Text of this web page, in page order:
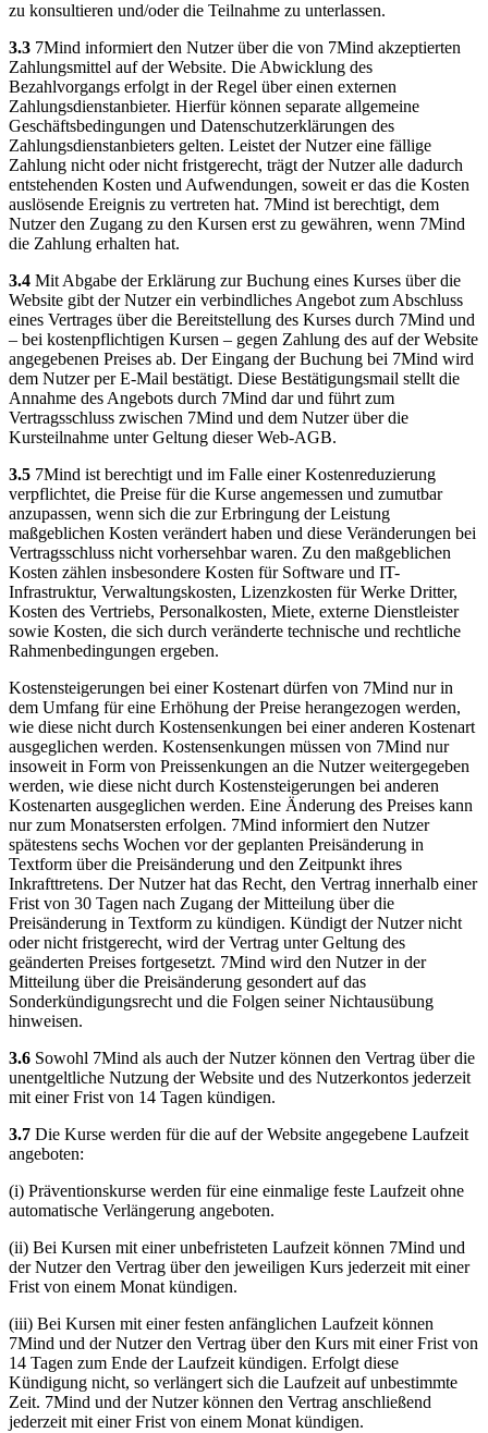
zu konsultieren und/oder die Teilnahme zu unterlassen.
3.3 7Mind informiert den Nutzer über die von 7Mind akzeptierten
Zahlungsmittel auf der Website. Die Abwicklung des
Bezahlvorgangs erfolgt in der Regel über einen externen
Zahlungsdienstanbieter. Hierfür können separate allgemeine
Geschäftsbedingungen und Datenschutzerklärungen des
Zahlungsdienstanbieters gelten. Leistet der Nutzer eine fällige
Zahlung nicht oder nicht fristgerecht, trägt der Nutzer alle dadurch
entstehenden Kosten und Aufwendungen, soweit er das die Kosten
auslösende Ereignis zu vertreten hat. 7Mind ist berechtigt, dem
Nutzer den Zugang zu den Kursen erst zu gewähren, wenn 7Mind
die Zahlung erhalten hat.
3.4 Mit Abgabe der Erklärung zur Buchung eines Kurses über die
Website gibt der Nutzer ein verbindliches Angebot zum Abschluss
eines Vertrages über die Bereitstellung des Kurses durch 7Mind und
– bei kostenpflichtigen Kursen – gegen Zahlung des auf der Website
angegebenen Preises ab. Der Eingang der Buchung bei 7Mind wird
dem Nutzer per E-Mail bestätigt. Diese Bestätigungsmail stellt die
Annahme des Angebots durch 7Mind dar und führt zum
Vertragsschluss zwischen 7Mind und dem Nutzer über die
Kursteilnahme unter Geltung dieser Web-AGB.
3.5 7Mind ist berechtigt und im Falle einer Kostenreduzierung
verpflichtet, die Preise für die Kurse angemessen und zumutbar
anzupassen, wenn sich die zur Erbringung der Leistung
maßgeblichen Kosten verändert haben und diese Veränderungen bei
Vertragsschluss nicht vorhersehbar waren. Zu den maßgeblichen
Kosten zählen insbesondere Kosten für Software und IT-
Infrastruktur, Verwaltungskosten, Lizenzkosten für Werke Dritter,
Kosten des Vertriebs, Personalkosten, Miete, externe Dienstleister
sowie Kosten, die sich durch veränderte technische und rechtliche
Rahmenbedingungen ergeben.
Kostensteigerungen bei einer Kostenart dürfen von 7Mind nur in
dem Umfang für eine Erhöhung der Preise herangezogen werden,
wie diese nicht durch Kostensenkungen bei einer anderen Kostenart
ausgeglichen werden. Kostensenkungen müssen von 7Mind nur
insoweit in Form von Preissenkungen an die Nutzer weitergegeben
werden, wie diese nicht durch Kostensteigerungen bei anderen
Kostenarten ausgeglichen werden. Eine Änderung des Preises kann
nur zum Monatsersten erfolgen. 7Mind informiert den Nutzer
spätestens sechs Wochen vor der geplanten Preisänderung in
Textform über die Preisänderung und den Zeitpunkt ihres
Inkrafttretens. Der Nutzer hat das Recht, den Vertrag innerhalb einer
Frist von 30 Tagen nach Zugang der Mitteilung über die
Preisänderung in Textform zu kündigen. Kündigt der Nutzer nicht
oder nicht fristgerecht, wird der Vertrag unter Geltung des
geänderten Preises fortgesetzt. 7Mind wird den Nutzer in der
Mitteilung über die Preisänderung gesondert auf das
Sonderkündigungsrecht und die Folgen seiner Nichtausübung
hinweisen.
3.6 Sowohl 7Mind als auch der Nutzer können den Vertrag über die
unentgeltliche Nutzung der Website und des Nutzerkontos jederzeit
mit einer Frist von 14 Tagen kündigen.
3.7 Die Kurse werden für die auf der Website angegebene Laufzeit
angeboten:
(i) Präventionskurse werden für eine einmalige feste Laufzeit ohne
automatische Verlängerung angeboten.
(ii) Bei Kursen mit einer unbefristeten Laufzeit können 7Mind und
der Nutzer den Vertrag über den jeweiligen Kurs jederzeit mit einer
Frist von einem Monat kündigen.
(iii) Bei Kursen mit einer festen anfänglichen Laufzeit können
7Mind und der Nutzer den Vertrag über den Kurs mit einer Frist von
14 Tagen zum Ende der Laufzeit kündigen. Erfolgt diese
Kündigung nicht, so verlängert sich die Laufzeit auf unbestimmte
Zeit. 7Mind und der Nutzer können den Vertrag anschließend
jederzeit mit einer Frist von einem Monat kündigen.